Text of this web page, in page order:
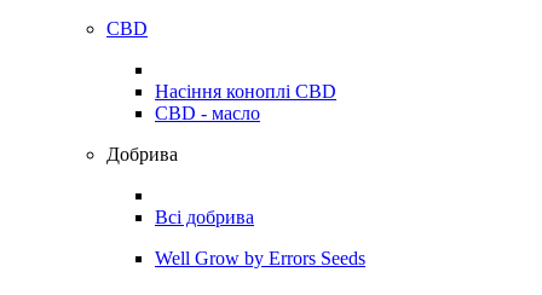
CBD
Насіння коноплі CBD
CBD - масло
Добрива
Всі добрива
Well Grow by Errors Seeds